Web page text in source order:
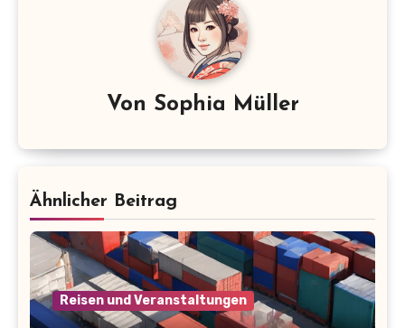
Von Sophia Müller
Ähnlicher Beitrag
Reisen und Veranstaltungen